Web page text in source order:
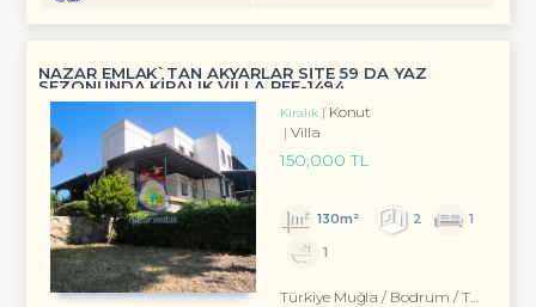
NAZAR EMLAK`TAN AKYARLAR SİTE 59 DA YAZ
SEZONUNDA KİRALIK VİLLA REF-1494
Kiralık
Konut
Villa
150,000 TL
130m² 2
1
1
Türkiye Muğla / Bodrum / Turgutreis